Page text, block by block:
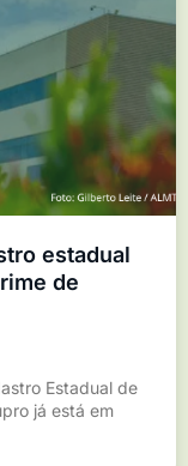
estadual
de
Estadual de
já está em